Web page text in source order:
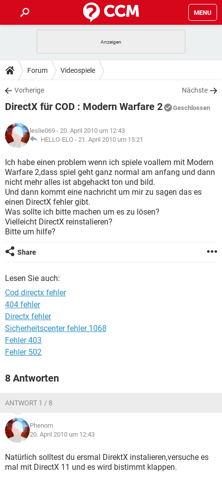
MENU
ANDROID
WINDOWS 10
WHATSAPP TIKTOK
FACEBOOK
TIPPS & TRICKS
SPIELE
WHATSAPP TIKTOK
FACEBOOK
DOWNLOADS
SPIELE STREAMING
ANDROID
WINDOWS 10 INSTAGRAM
WHATSAPP TIKTOK
FACEBOOK HARDWARE
SPIELE STREAMING
ANDROID
WINDOWS 10 INSTAGRAM
WHATSAPP TIKTOK
FACEBOOK
LEXIKON
SPIELE STREAMING
ANDROID IOS
WINDOWS 10 INSTAGRAM
WHATSAPP TIKTOK
FACEBOOK
Forum Videospiele
Vorherige Nächste
DirectX für COD : Modern Warfare 2 Geschlossen
leslie069 - 20. April 2010 um 12:43
HELLO-ELO - 21. April 2010 um 15:21
Ich habe einen problem wenn ich spiele voallem mit Modern
Warfare 2,dass spiel geht ganz normal am anfang und dann
nicht mehr alles ist abgehackt ton und bild.
Und dann kommt eine nachricht um mir zu sagen das es
einen DirectX fehler gibt.
Was sollte ich bitte machen um es zu lösen?
Vielleicht DirectX reinstalieren?
Bitte um hilfe?
Share
Lesen Sie auch:
Cod directx fehler
404 fehler
Directx fehler
Sicherheitscenter fehler 1068
Fehler 403
Fehler 502
8 Antworten
ANTWORT 1 / 8
Phenom
20. April 2010 um 12:43
Natürlich solltest du ersmal DirektX instalieren,versuche es
mal mit DirectX 11 und es wird bistimmt klappen.